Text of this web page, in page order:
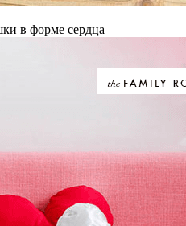
в форме сердца